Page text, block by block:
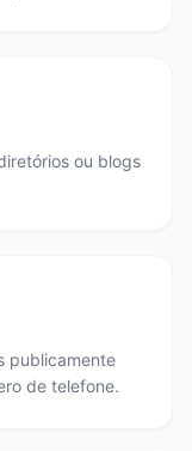
ou blogs
publicamente
de telefone.